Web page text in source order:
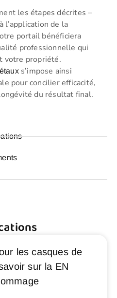
les étapes décrites –
l’application de la
portail bénéficiera
professionnelle qui
votre propriété.
s’impose ainsi
pour concilier efficacité,
du résultat final.
les casques de
sur la EN